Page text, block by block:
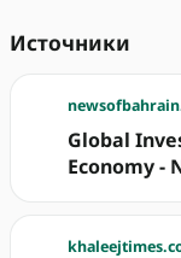
Источники
Global
Economy -